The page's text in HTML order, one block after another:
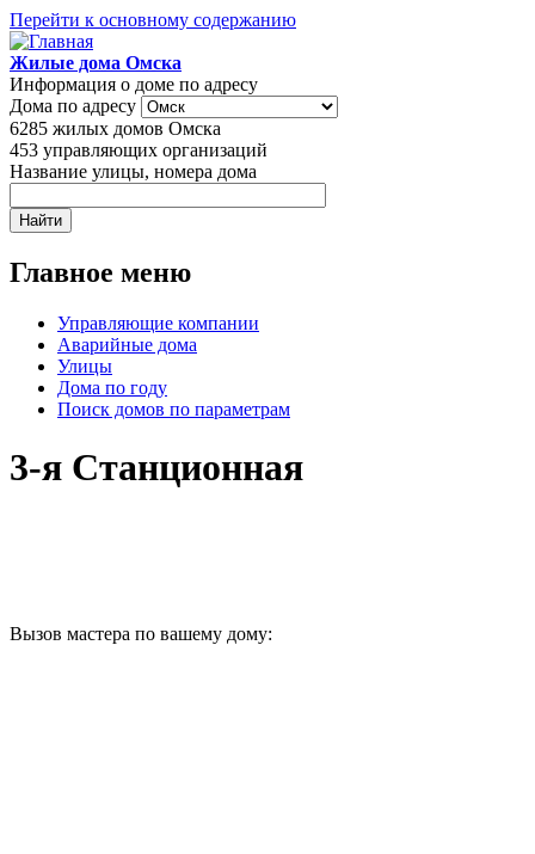
Перейти к основному содержанию
Жилые дома Омска
Информация о доме по адресу
Дома по адресу
6285 жилых домов Омска
453 управляющих организаций
Название улицы, номера дома
Главное меню
Управляющие компании
Аварийные дома
Улицы
Дома по году
Поиск домов по параметрам
3-я Станционная
Вызов мастера по вашему дому: